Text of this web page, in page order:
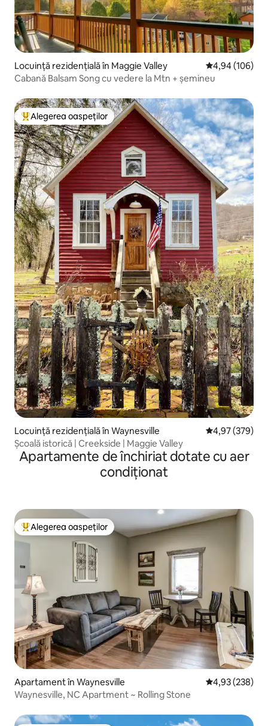
Locuință rezidențială în Maggie Valley Scor mediu de
4,94 (106)
Cabană Balsam Song cu vedere la Mtn + șemineu
Locuință din topul categoriei Alegerea oaspeților
Alegerea oaspeților
Locuință rezidențială în Waynesville Scor mediu de
4,97 (379)
Școală istorică | Creekside | Maggie Valley
Apartamente de închiriat dotate cu aer
condiționat
Locuință din topul categoriei Alegerea oaspeților
Alegerea oaspeților
Apartament în Waynesville Scor mediu de
4,93 (238)
Waynesville, NC Apartment ~ Rolling Stone